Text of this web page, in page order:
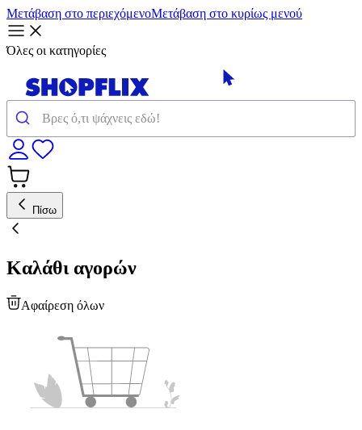
Μετάβαση στο περιεχόμενοΜετάβαση στο κυρίως μενού
Όλες οι κατηγορίες
Πίσω
Καλάθι αγορών
Αφαίρεση όλων